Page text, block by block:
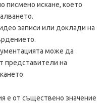
писмено искане, което
записи или доклади на
може да
представители на
е от съществено значение